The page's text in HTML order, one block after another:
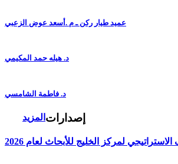
عميد طيار ركن ـ م .أسعد عوض الزعبي
د. هيله حمد المكيمي
د. فاطمة الشامسي
المزيد إصدارات
الاستراتيجي لمركز الخليج للأبحاث لعام 2026